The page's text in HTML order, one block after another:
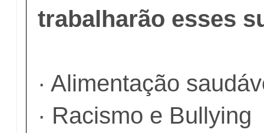
trabalharão esses
· Alimentação
· Racismo e Bullying